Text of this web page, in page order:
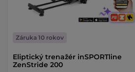
Eliptický trenažér inSPORTline
ZenStride 200
Záruka 10 rokov